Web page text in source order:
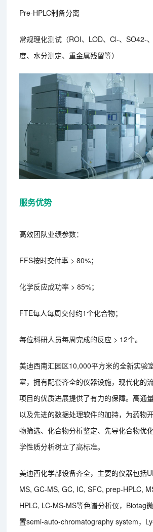
Pre-HPLC制备分离
常规理化测试（ROI、LOD、Cl-、SO42-
度、水分测定、重金属残留等）
服务优势
高效团队业绩参数：
FFS按时交付率 > 80%；
化学反应成功率 > 85%；
FTE每人每周交付约1个化合物；
每位科研人员每周完成的反应 > 12个。
美迪西南汇园区10,000平方米的全新实验
室，拥有配套齐全的仪器设施，现代化的
项目的优质进展提供了有力的保障。高通
以及先进的数据处理软件的加持，为药物
物筛选、化合物分析鉴定、先导化合物优
学性质分析树立了高标准。
美迪西化学部设备齐全，主要的仪器包括
MS, GC-MS, GC, IC, SFC, prep-HPLC,
HPLC, LC-MS-MS等色谱分析仪，Biotag
置semi-auto-chromatography system，